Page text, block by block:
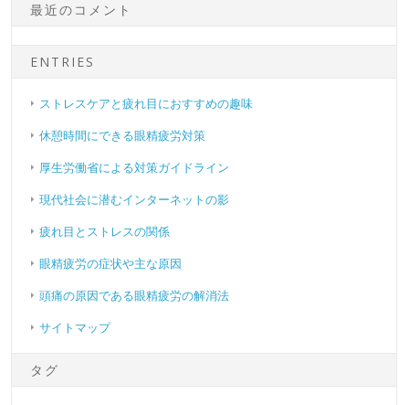
最近のコメント
ENTRIES
ストレスケアと疲れ目におすすめの趣味
休憩時間にできる眼精疲労対策
厚生労働省による対策ガイドライン
現代社会に潜むインターネットの影
疲れ目とストレスの関係
眼精疲労の症状や主な原因
頭痛の原因である眼精疲労の解消法
サイトマップ
タグ